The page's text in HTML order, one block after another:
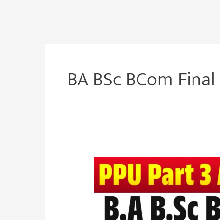
BA BSc BCom
Patliputra
University
Part